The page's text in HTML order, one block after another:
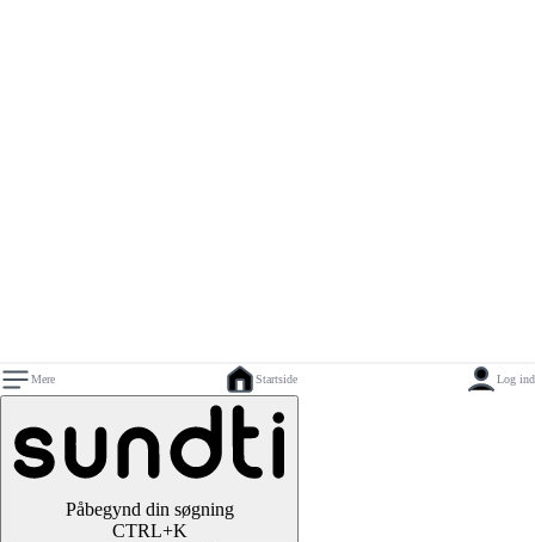
Mere Startside Log ind
Påbegynd din søgning
CTRL+K